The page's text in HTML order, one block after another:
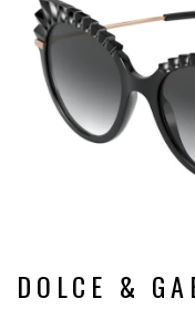
DOLCE &